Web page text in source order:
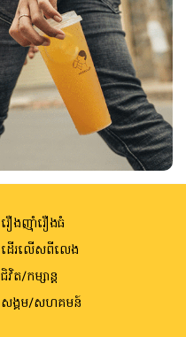
រឿងញ៉ាំរឿងធំ
ដើរលើសពីលេង
ជិវិត/កម្សាន្ត
សង្គម/សហគមន៍